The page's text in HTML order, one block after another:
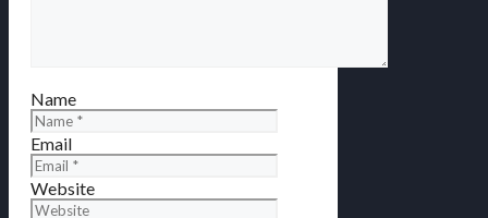
Name
Email
Website